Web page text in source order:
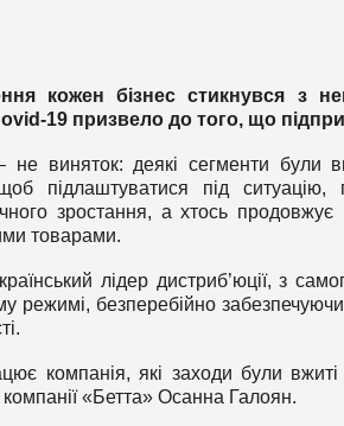
кожен бізнес стикнувся з
19 призвело до того, що
– не виняток: деякі сегменти
підлаштуватися під
зростання, а хтось
товарами.
лідер дистриб’юції, з
режимі, безперебійно забезпечуючи
компанія, які заходи були
«Бетта» Осанна Галоян.